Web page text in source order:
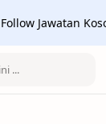
Follow Jawatan